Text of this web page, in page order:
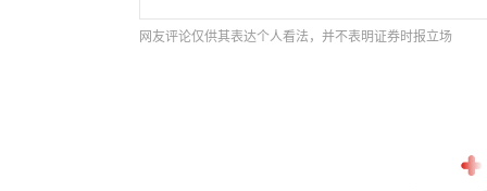
网友评论仅供其表达个人看法，并不表明证券时报立场